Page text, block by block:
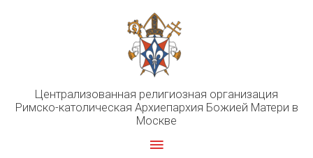
Централизованная религиозная организация
Римско-католическая Архиепархия Божией Матери в
Москве
Главное